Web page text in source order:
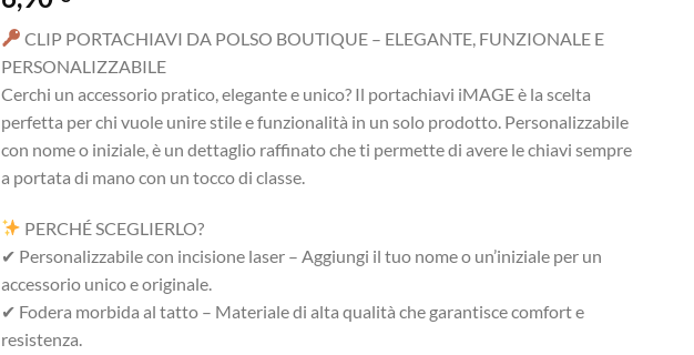
CLIP PORTACHIAVI DA POLSO BOUTIQUE – ELEGANTE, FUNZIONALE E
PERSONALIZZABILE
Cerchi un accessorio pratico, elegante e unico? Il portachiavi iMAGE è la scelta
perfetta per chi vuole unire stile e funzionalità in un solo prodotto. Personalizzabile
con nome o iniziale, è un dettaglio raffinato che ti permette di avere le chiavi sempre
a portata di mano con un tocco di classe.
PERCHÉ SCEGLIERLO?
✔ Personalizzabile con incisione laser – Aggiungi il tuo nome o un’iniziale per un
accessorio unico e originale.
✔ Fodera morbida al tatto – Materiale di alta qualità che garantisce comfort e
resistenza.